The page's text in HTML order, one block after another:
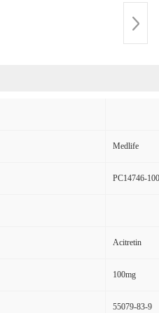
Medlife
PC14746-
Acitretin
100mg
55079-83-9